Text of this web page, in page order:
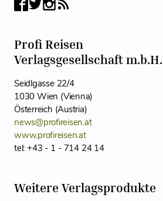
Profi Reisen
Verlagsgesellschaft m.b.H.
Seidlgasse 22/4
1030 Wien (Vienna)
Österreich (Austria)
news@profireisen.at
www.profireisen.at
tel: +43 - 1 - 714 24 14
Weitere Verlagsprodukte